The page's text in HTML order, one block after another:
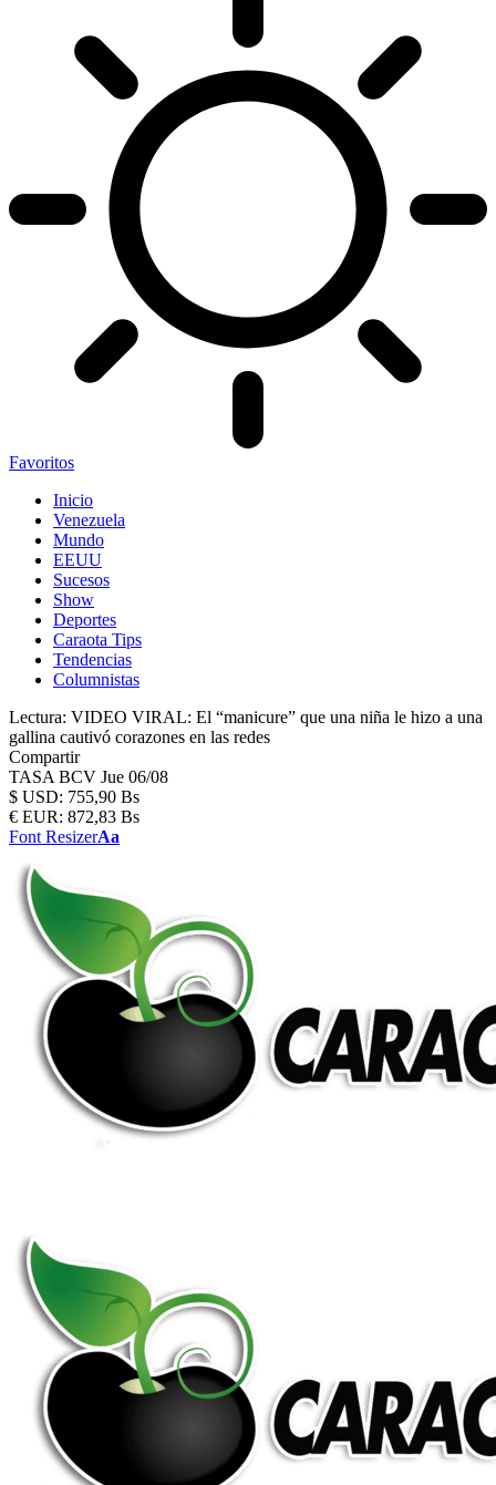
Favoritos
Inicio
Venezuela
Mundo
EEUU
Sucesos
Show
Deportes
Caraota Tips
Tendencias
Columnistas
Lectura: VIDEO VIRAL: El “manicure” que una niña le hizo a una
gallina cautivó corazones en las redes
Compartir
TASA BCV Jue 06/08
$ USD: 755,90 Bs
€ EUR: 872,83 Bs
Font ResizerAa